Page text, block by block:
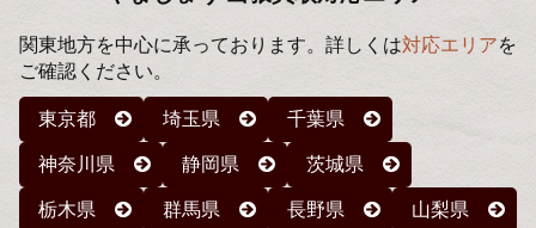
関東地方を中心に承っております。詳しくは対応エリアを
ご確認ください。
東京都 埼玉県 千葉県
神奈川県 静岡県 茨城県
栃木県 群馬県 長野県 山梨県